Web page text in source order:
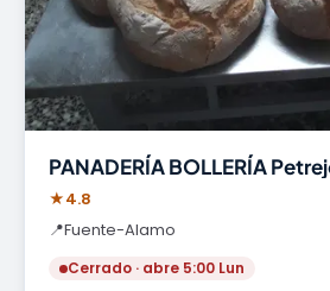
PANADERÍA BOLLERÍA
★4.8
📍Fuente-Alamo
Cerrado · abre 5:00 Lun